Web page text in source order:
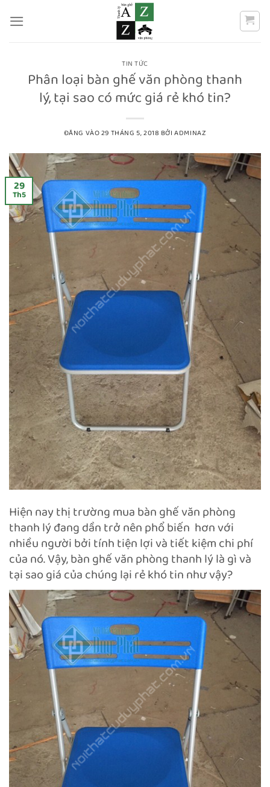
qua
TIN TỨC
Phân loại bàn ghế văn phòng thanh
lý, tại sao có mức giá rẻ khó tin?
ĐĂNG VÀO29 THÁNG 5, 2018 BỞIADMINAZ
29
Th5
Hiện nay thị trường mua bàn ghế văn phòng
thanh lý đang dần trở nên phổ biến hơn với
nhiều người bởi tính tiện lợi và tiết kiệm chi phí
của nó. Vậy, bàn ghế văn phòng thanh lý là gì và
tại sao giá của chúng lại rẻ khó tin như vậy?